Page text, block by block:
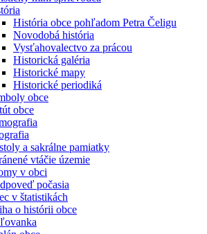
História obce pohľadom Petra Čeligu
Novodobá história
Vysťahovalectvo za prácou
Historická galéria
Historické mapy
Historické periodiká
obce
obce
a sakrálne pamiatky
vtáčie územie
v obci
počasia
v štatistikách
o histórii obce